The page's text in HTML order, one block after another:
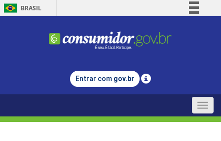
BRASIL
Comunica BR
Legislação
Entrar com gov.br
Toggle